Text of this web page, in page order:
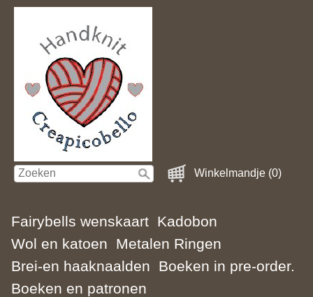
Winkelmandje (0)
Fairybells wenskaart Kadobon
Wol en katoen
Metalen Ringen
Brei-en haaknaalden
Boeken in pre-order.
Boeken en patronen